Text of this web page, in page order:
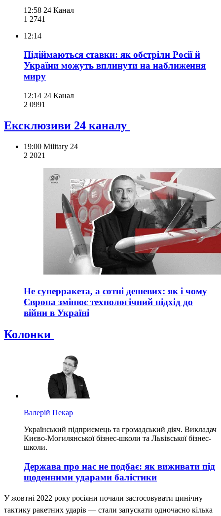
12:58 24 Канал
1 2741
12:14
Підіймаються ставки: як обстріли Росії й
України можуть вплинути на наближення
миру
12:14 24 Канал
2 0991
Ексклюзиви 24 каналу
19:00 Military 24
2 2021
Не суперракета, а сотні дешевих: як і чому
Європа змінює технологічний підхід до
війни в Україні
Колонки
Валерій Пекар
Український підприємець та громадський діяч. Викладач
Києво-Могилянської бізнес-школи та Львівської бізнес-
школи.
Держава про нас не подбає: як виживати під
щоденними ударами балістики
У жовтні 2022 року росіяни почали застосовувати цинічну
тактику ракетних ударів — стали запускати одночасно кілька